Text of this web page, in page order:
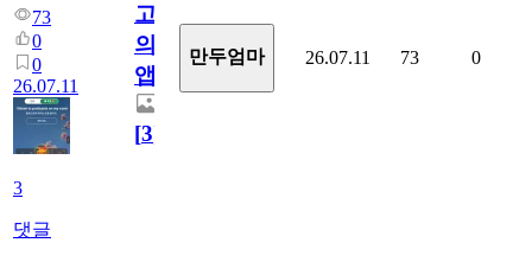
73
0
0
26.07.11
3
댓글
고
의
앱.
[3]
만두엄마 26.07.11 73 0